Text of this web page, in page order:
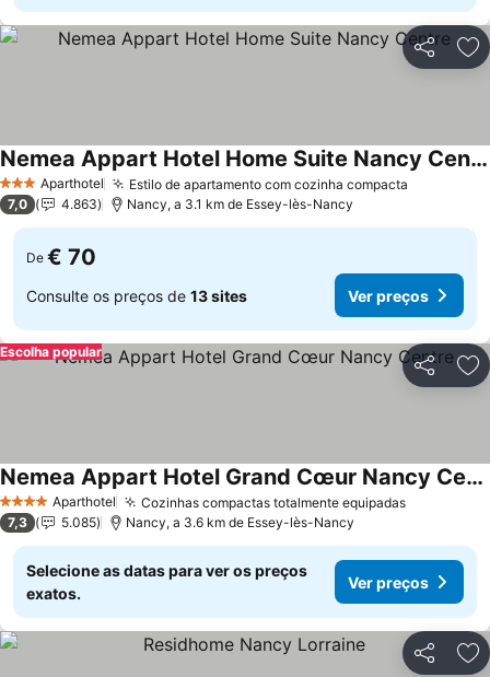
Partilhar
3 EstrelasAparthotel Estilo de apartamento com cozinha compacta
Nemea Appart Hotel Home Suite Nancy Centre
Ver preços
7,0 4.863 Nancy, a 3.1 km de Essey-lès-Nancy
De € 70
Consulte os preços de 13 sites Ver preços
Partilhar
Escolha popular
4 EstrelasAparthotel Cozinhas compactas totalmente equipadasVer
Nemea Appart Hotel Grand Cœur Nancy Centre
Ver preços
7,3 5.085 Nancy, a 3.6 km de Essey-lès-Nancy
Selecione as datas para ver os preços
exatos.
Ver preços
Partilhar